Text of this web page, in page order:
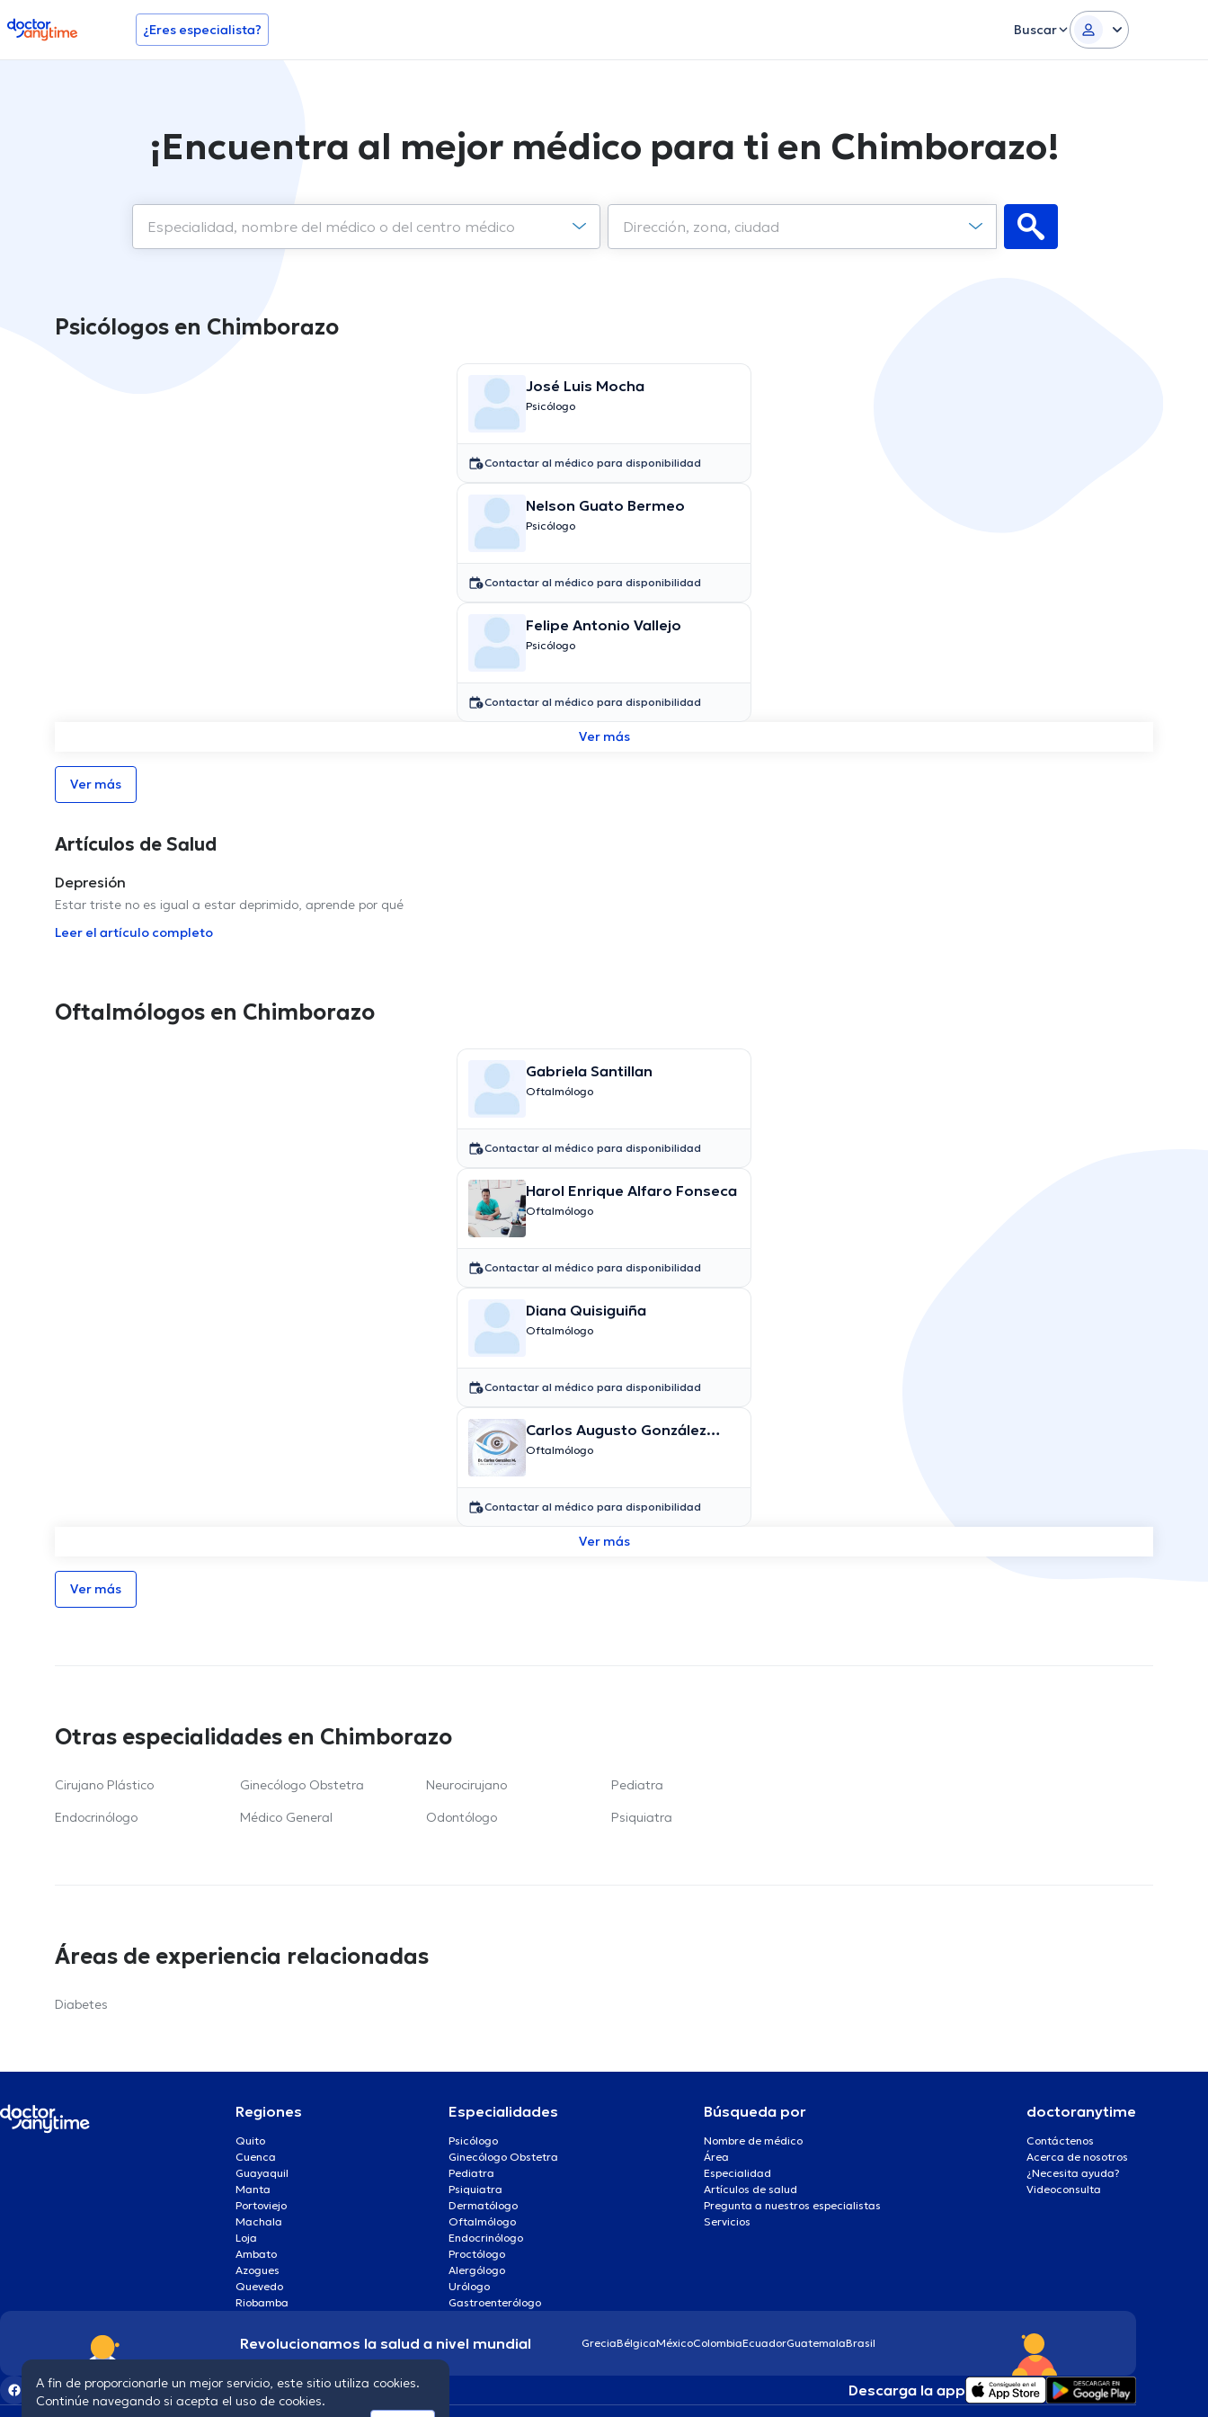
doctoranytime ¿Eres especialista? Buscar
¡Encuentra al mejor médico para ti en Chimborazo!
Psicólogos en Chimborazo
José Luis Mocha
Psicólogo
Contactar al médico para disponibilidad
Nelson Guato Bermeo
Psicólogo
Contactar al médico para disponibilidad
Felipe Antonio Vallejo
Psicólogo
Contactar al médico para disponibilidad
Ver más
Ver más
Artículos de Salud
Depresión
Estar triste no es igual a estar deprimido, aprende por qué
Leer el artículo completo
Oftalmólogos en Chimborazo
Gabriela Santillan
Oftalmólogo
Contactar al médico para disponibilidad
Harol Enrique Alfaro Fonseca
Oftalmólogo
Contactar al médico para disponibilidad
Diana Quisiguiña
Oftalmólogo
Contactar al médico para disponibilidad
Carlos Augusto González
Moreno
Oftalmólogo
Contactar al médico para disponibilidad
Ver más
Ver más
Otras especialidades en Chimborazo
Cirujano Plástico
Endocrinólogo
Ginecólogo Obstetra
Médico General
Neurocirujano
Odontólogo
Pediatra
Psiquiatra
Áreas de experiencia relacionadas
Diabetes
Regiones
Quito
Cuenca
Guayaquil
Manta
Portoviejo
Machala
Loja
Ambato
Azogues
Quevedo
Riobamba
Especialidades
Psicólogo
Ginecólogo Obstetra
Pediatra
Psiquiatra
Dermatólogo
Oftalmólogo
Endocrinólogo
Proctólogo
Alergólogo
Urólogo
Gastroenterólogo
Búsqueda por
Nombre de médico
Área
Especialidad
Artículos de salud
Pregunta a nuestros especialistas
Servicios
doctoranytime
Contáctenos
Acerca de nosotros
¿Necesita ayuda?
Videoconsulta
Revolucionamos la salud a nivel mundial GreciaBélgicaMéxicoColombiaEcuadorGuatemalaBrasil
Descarga la app
A fin de proporcionarle un mejor servicio, este sitio utiliza cookies.
Continúe navegando si acepta el uso de cookies.